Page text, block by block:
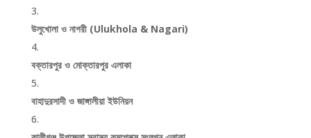
উলুখোলা ও নাগরী (Ulukhola & Nagari)
বক্তারপুর ও মোক্তারপুর এলাকা
বাহাদুরসাদী ও জাঙ্গালীয়া ইউনিয়ন